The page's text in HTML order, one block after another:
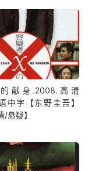
献身.2008.高清
中字【东野圭吾】
/悬疑】